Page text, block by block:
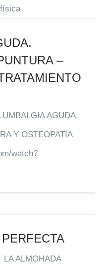
–
AGUDA.
Y OSTEOPATIA
watch?
ALMOHADA